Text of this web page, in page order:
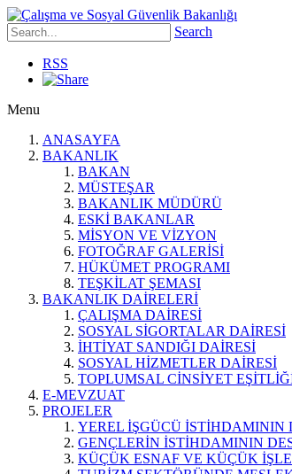
Search
RSS
Menu
ANASAYFA
BAKANLIK
BAKAN
MÜSTEŞAR
BAKANLIK MÜDÜRÜ
ESKİ BAKANLAR
MİSYON VE VİZYON
FOTOĞRAF GALERİSİ
HÜKÜMET PROGRAMI
TEŞKİLAT ŞEMASI
BAKANLIK DAİRELERİ
ÇALIŞMA DAİRESİ
SOSYAL SİGORTALAR DAİRESİ
İHTİYAT SANDIĞI DAİRESİ
SOSYAL HİZMETLER DAİRESİ
TOPLUMSAL CİNSİYET
E-MEVZUAT
PROJELER
YEREL İŞGÜCÜ İSTİHDAMININ
GENÇLERİN İSTİHDAMININ
KÜÇÜK ESNAF VE KÜÇÜK